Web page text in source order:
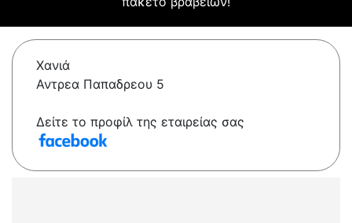
Χανιά
Αντρεα Παπαδρεου 5
Δείτε το προφίλ της εταιρείας σας